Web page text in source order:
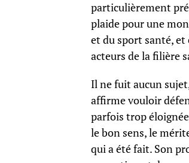
particulièrement
plaide pour une
et du sport santé, et
acteurs de la filière
Il ne fuit aucun
affirme vouloir
parfois trop
le bon sens, le
qui a été fait. Son